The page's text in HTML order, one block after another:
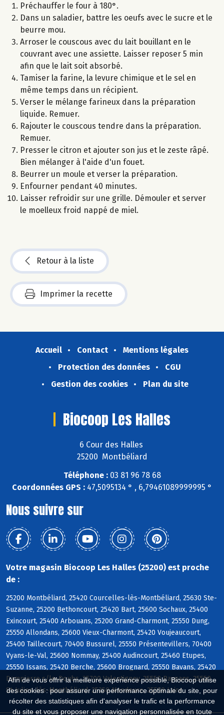
Afin de vous offrir la meilleure expérience possible, Biocoop utilise
des cookies : pour assurer une performance optimale du site, pour
récolter des statistiques afin d'analyser le trafic et la performance
du site et vous proposer une navigation personnalisée en toute
Préchauffer le four à 180°.
Dans un saladier, battre les oeufs avec le sucre et le
beurre mou.
Arroser le couscous avec du lait bouillant en le
couvrant avec une assiette. Laisser reposer 5 min
afin que le lait soit absorbé.
Tamiser la farine, la levure chimique et le sel en
même temps dans un récipient.
Verser le mélange farineux dans la préparation
liquide. Remuer.
Rajouter le couscous tendre dans la préparation.
Remuer.
Presser le citron et ajouter son jus et le zeste râpé.
Bien mélanger à l'aide d'un fouet.
Beurrer un moule et verser la préparation.
Enfourner pendant 40 minutes.
Laisser refroidir sur une grille. Démouler et server
le moelleux froid nappé de miel.
Retour à la liste
Imprimer la recette
Accueil Contact
Mentions légales
Protection des données
CGU
Gestion des cookies
Plan du site
Biocoop Les Halles
6 Cour des Halles
25200 Montbéliard
Téléphone :03 81 96 78 68
Coordonnées GPS : 47,5095134 ° , 6,79461089999995 °
Nous suivre sur
Votre magasin Biocoop Les Halles (25200) est proche
de :
25200 Montbéliard, 25420 Courcelles-lès-Montbéliard, 25630 Ste-
Suzanne, 25200 Bethoncourt, 25420 Bart, 25600 Sochaux, 25400
Exincourt, 25400 Arbouans, 25200 Grand-Charmont, 25550 Dung,
25550 Allondans, 25600 Vieux-Charmont, 25420 Voujeaucourt,
25400 Taillecourt, 70400 Bussurel, 25550 Présentevillers, 70400
Vyans-le-Val, 25600 Nommay, 25400 Audincourt, 25460 Etupes,
25550 Issans, 25420 Berche, 25600 Brognard, 25550 Bavans, 25420
Dampierre s/le-Doubs, 25700 Valentigney, 25550 Raynans, 25550
St-Julien-lès-Montbéliard, 25350 Mandeure, 25550 Laire